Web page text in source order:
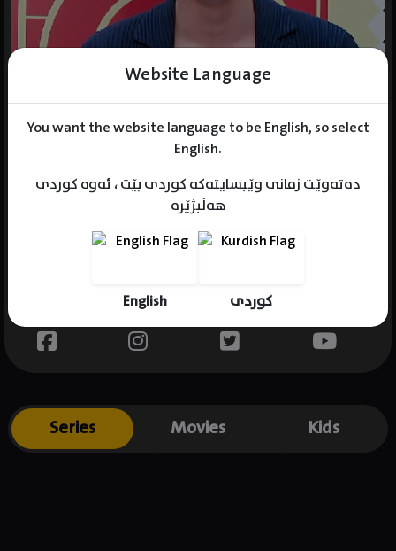
Website Language
You want the website language to be English, so select
English.
دەتەوێت زمانی وێبسایتەکە کوردی بێت ، ئەوە کوردی
هەڵبژێرە
English کوردی
Name : Tor Thanapob Leeratanakachorn
Gender : male
Place of birth : Thailand
Series Movies Kids